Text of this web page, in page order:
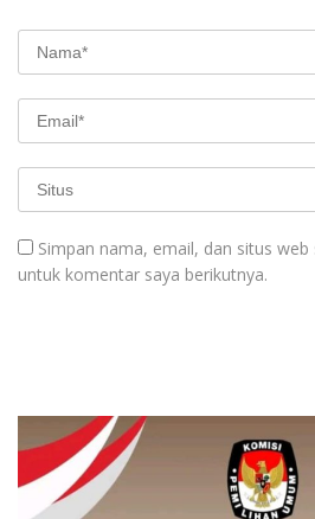
Simpan nama, email, dan situs
untuk komentar saya berikutnya.